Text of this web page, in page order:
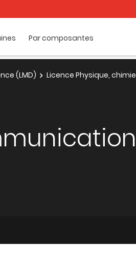
Par composantes
(LMD) Licence Physique, chimie